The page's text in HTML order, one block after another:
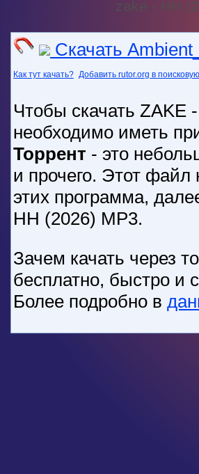
zake - HH
Скачать
Как тут качать? Добавить rutor.org в
Чтобы скачать ZAKE
необходимо иметь
Торрент - это
и прочего. Этот файл
этих программа,
HH (2026) MP3.
Зачем качать через
бесплатно, быстро и
Более подробно в